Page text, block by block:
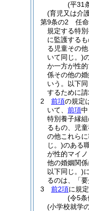
(平31
(育児又は介
第9条の2
任
規定する特
に監護する
る児童その
いて同じ。)
か一方が性
係その他の
いう。以下
するために
2
前項の規定
いて、 前項
特別養子縁
るもの、児
の他これら
じ。)のある
が性的マイ
他の婚姻関
以下同じ。)
るのは、「
3
前2項に規
(令5条
(小学校就学